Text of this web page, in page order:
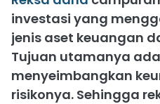
investasi yang
jenis aset keuangan
Tujuan utamanya
menyeimbangkan
risikonya. Sehingga